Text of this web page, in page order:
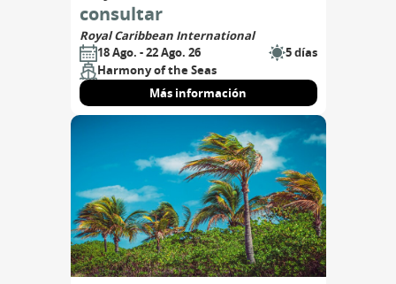
consultar
Royal Caribbean International
18 Ago. - 22 Ago. 26
5 días
Harmony of the Seas
Más información